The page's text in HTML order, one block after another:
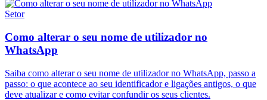
Setor
Como alterar o seu nome de utilizador no
WhatsApp
Saiba como alterar o seu nome de utilizador no WhatsApp, passo a
passo: o que acontece ao seu identificador e ligações antigos, o que
deve atualizar e como evitar confundir os seus clientes.